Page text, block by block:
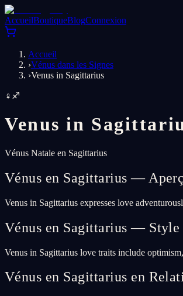
AccueilBoutiqueBlogConnexion
Accueil
›Vénus dans les Signes
›Venus in Sagittarius
♀ ♐
Venus in
Vénus Natale en Sagittarius
Vénus en Sagittarius —
Venus in Sagittarius expresses love
Vénus en Sagittarius —
Venus in Sagittarius love traits include
Vénus en Sagittarius en